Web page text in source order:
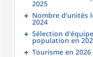
2025
Nombre d’unités
2024
Sélection
population en
Tourisme en 2026